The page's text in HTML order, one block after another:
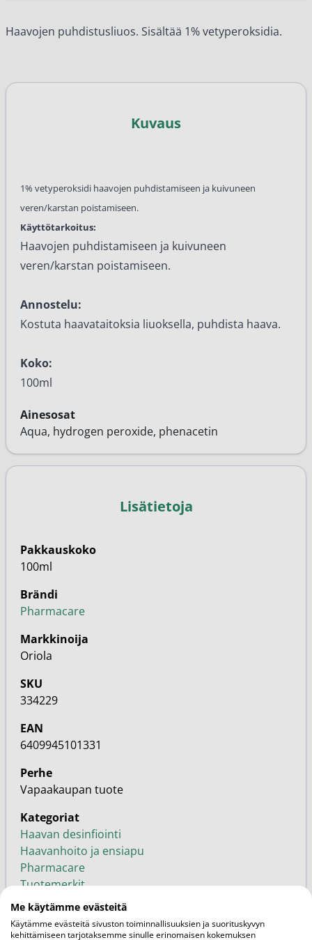
Haavojen puhdistusliuos. Sisältää 1% vetyperoksidia.
Kuvaus
1% vetyperoksidi haavojen puhdistamiseen ja kuivuneen
veren/karstan poistamiseen.
Käyttötarkoitus:
Haavojen puhdistamiseen ja kuivuneen
veren/karstan poistamiseen.
Annostelu:
Kostuta haavataitoksia liuoksella, puhdista haava.
Koko:
100ml
Ainesosat
Aqua, hydrogen peroxide, phenacetin
Lisätietoja
Pakkauskoko
100ml
Brändi
Pharmacare
Markkinoija
Oriola
SKU
334229
EAN
6409945101331
Perhe
Vapaakaupan tuote
Kategoriat
Haavan desinfiointi
Haavanhoito ja ensiapu
Pharmacare
Tuotemerkit
Me käytämme evästeitä
Käytämme evästeitä sivuston toiminnallisuuksien ja suorituskyvyn
kehittämiseen tarjotaksemme sinulle erinomaisen kokemuksen